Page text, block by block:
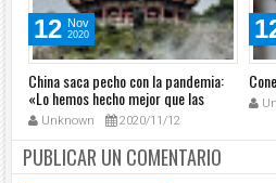
12 Nov
2020
China saca pecho con la pandemia:
«Lo hemos hecho mejor que las
democracias»
Unknown 2020/11/12
PUBLICAR UN COMENTARIO